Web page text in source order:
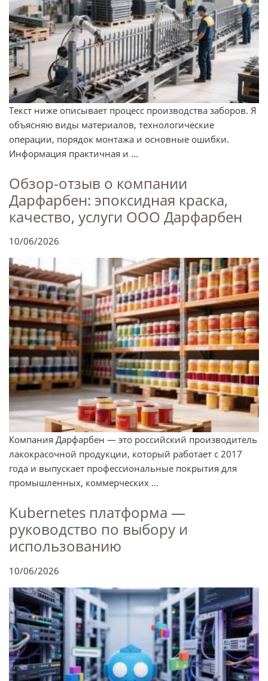
Текст ниже описывает процесс производства заборов. Я
объясняю виды материалов, технологические
операции, порядок монтажа и основные ошибки.
Информация практичная и ...
Обзор-отзыв о компании
Дарфарбен: эпоксидная краска,
качество, услуги ООО Дарфарбен
10/06/2026
Компания Дарфарбен — это российский производитель
лакокрасочной продукции, который работает с 2017
года и выпускает профессиональные покрытия для
промышленных, коммерческих ...
Kubernetes платформа —
руководство по выбору и
использованию
10/06/2026